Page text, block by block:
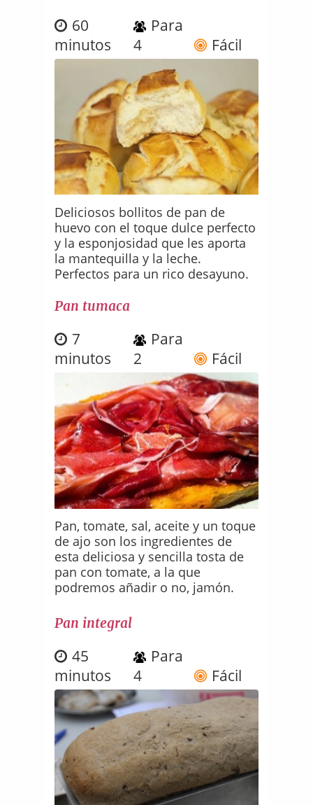
60
minutos
Para
4
Fácil
Deliciosos bollitos de pan de
huevo con el toque dulce perfecto
y la esponjosidad que les aporta
la mantequilla y la leche.
Perfectos para un rico desayuno.
Pan tumaca
7
minutos
Para
2
Fácil
Pan, tomate, sal, aceite y un toque
de ajo son los ingredientes de
esta deliciosa y sencilla tosta de
pan con tomate, a la que
podremos añadir o no, jamón.
Pan integral
45
minutos
Para
4
Fácil